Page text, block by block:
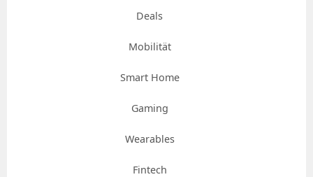
Deals
Mobilität
Smart Home
Gaming
Wearables
Fintech